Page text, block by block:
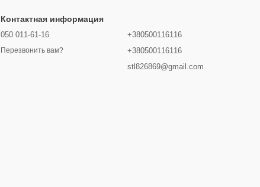
Контактная информация
050 011-61-16
Перезвонить вам?
+380500116116
+380500116116
stl826869@gmail.com